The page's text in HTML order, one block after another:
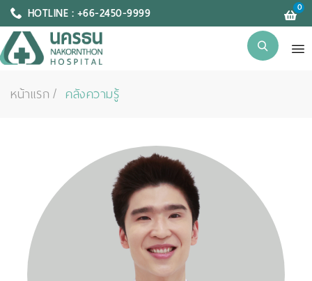
HOTLINE : +66-2450-9999 0
หน้าแรก คลังความรู้